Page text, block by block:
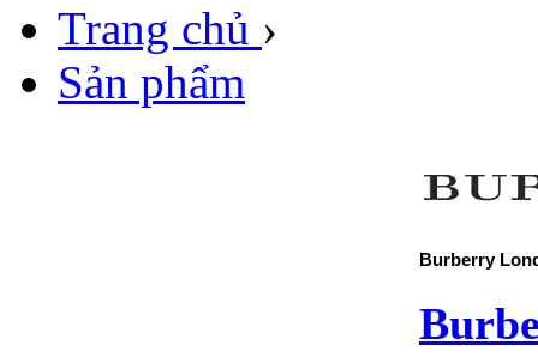
Trang chủ ›
Sản phẩm
Burberry